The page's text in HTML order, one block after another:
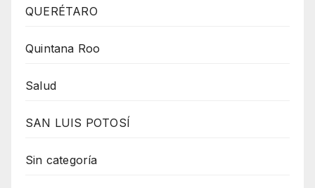
QUERÉTARO
Quintana Roo
Salud
SAN LUIS POTOSÍ
Sin categoría